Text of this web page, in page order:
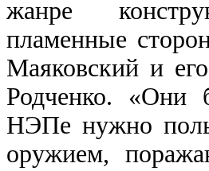
жанре
пламенные
Маяковский и
Родченко.
НЭПе нужно
оружием,